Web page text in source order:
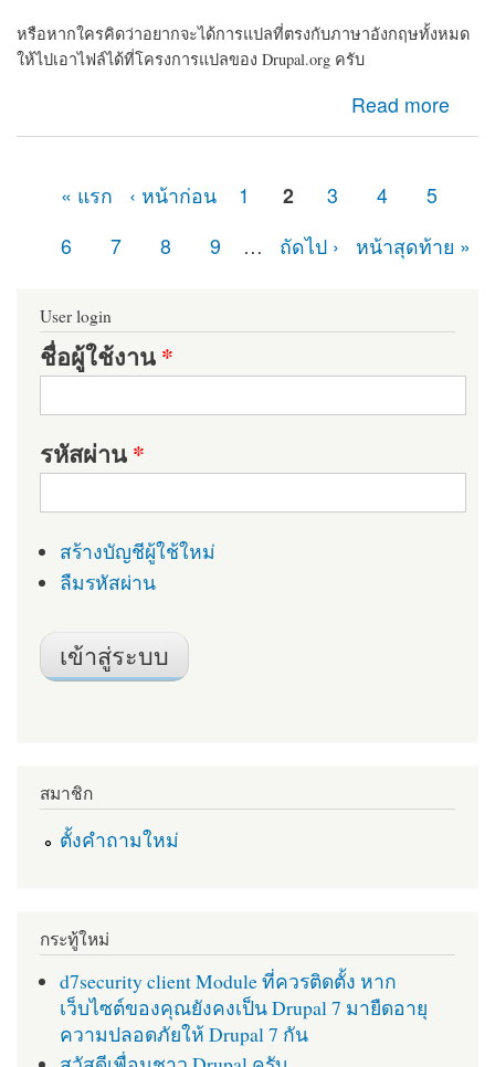
หรือหากใครคิดว่าอยากจะได้การแปลที่ตรงกับภาษาอังกฤษทั้งหมด
ให้ไปเอาไฟล์ได้ที่โครงการแปลของ Drupal.org ครับ
Read more
« แรก ‹ หน้าก่อน 1 2 3 4
5
6
7 8 9 … ถัดไป › หน้าสุดท้าย »
User login
ชื่อผู้ใช้งาน*
รหัสผ่าน*
สร้างบัญชีผู้ใช้ใหม่
ลืมรหัสผ่าน
สมาชิก
ตั้งคำถามใหม่
กระทู้ใหม่
d7security client Module ที่ควรติดตั้ง หาก
เว็บไซต์ของคุณยังคงเป็น Drupal 7 มายืดอายุ
ความปลอดภัยให้ Drupal 7 กัน